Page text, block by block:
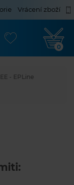
Vrácení zboží
0
- EPLine